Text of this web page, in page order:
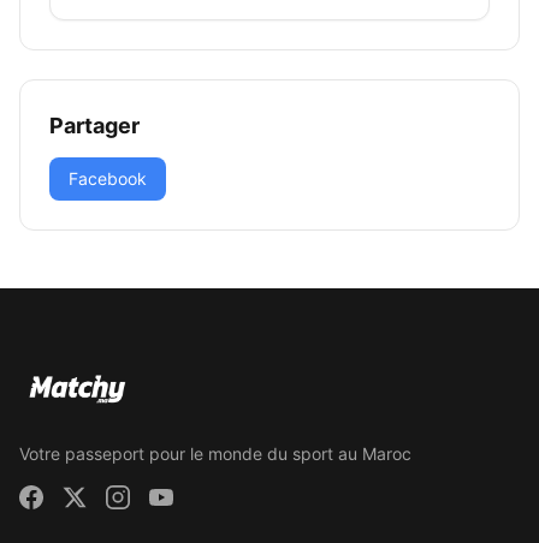
Partager
Facebook
Votre passeport pour le monde du sport au Maroc